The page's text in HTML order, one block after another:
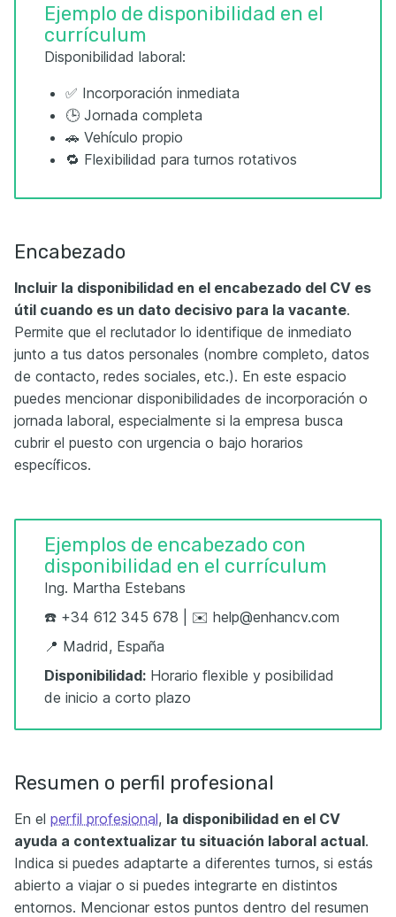
Ejemplo de disponibilidad en el
currículum
Disponibilidad laboral:
✅ Incorporación inmediata
🕒 Jornada completa
🚗 Vehículo propio
🔁 Flexibilidad para turnos rotativos
Encabezado
Incluir la disponibilidad en el encabezado del CV es
útil cuando es un dato decisivo para la vacante.
Permite que el reclutador lo identifique de inmediato
junto a tus datos personales (nombre completo, datos
de contacto, redes sociales, etc.). En este espacio
puedes mencionar disponibilidades de incorporación o
jornada laboral, especialmente si la empresa busca
cubrir el puesto con urgencia o bajo horarios
específicos.
Ejemplos de encabezado con
disponibilidad en el currículum
Ing. Martha Estebans
☎️ +34 612 345 678 | ✉️ help@enhancv.com
📍 Madrid, España
Disponibilidad: Horario flexible y posibilidad
de inicio a corto plazo
Resumen o perfil profesional
En el perfil profesional, la disponibilidad en el CV
ayuda a contextualizar tu situación laboral actual.
Indica si puedes adaptarte a diferentes turnos, si estás
abierto a viajar o si puedes integrarte en distintos
entornos. Mencionar estos puntos dentro del resumen